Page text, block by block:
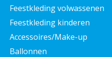
Feestkleding volwassenen
Feestkleding kinderen
Accessoires/Make-up
Ballonnen